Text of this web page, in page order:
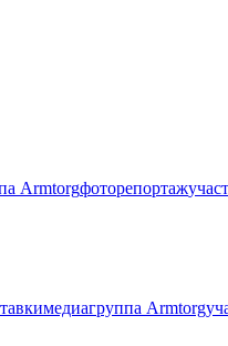
Armtorgфоторепортаж
медиагруппа Armtorg